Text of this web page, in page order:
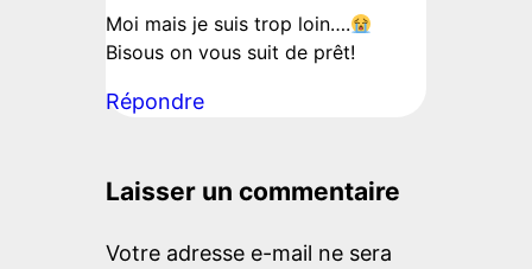
Moi mais je suis trop loin….
Bisous on vous suit de prêt!
Répondre
Laisser un commentaire
Votre adresse e-mail ne sera